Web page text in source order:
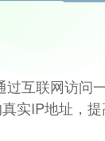
互联网访问
实IP地址，